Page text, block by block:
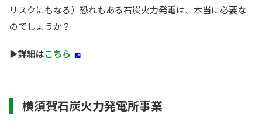
リスクにもなる）恐れもある石炭火力発電は、本当に必要な
のでしょうか？
▶詳細はこちら
横須賀石炭火力発電所事業